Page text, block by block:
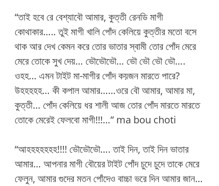
“তাই হবে রে বেশ্যাবৌ আমার, কুত্তী রেনডি মাগী
কোথাকার….. তুই মাগী খালি পোঁদ কেলিয়ে কুত্তীর মতো বসে
থাক আর দেখ কেমন করে তোর ভাতার স্বামী তোর পোঁদ মেরে
মেরে তোকে সুখ দেয়… ভৌভৌভৌ… ভৌ ভৌ ভৌ ভৌ….
ওহহ… এমন টাইট মা-মাগীর পোঁদ কয়জন মারতে পারে?
উহহহহহ… কী কপাল আমার……ওরে বৌ আমার, আমার মা,
কুত্তী… পোঁদ কেলিয়ে ধর শালী আজ তোর পোঁদ মারতে মারতে
তোকে মেরেই ফেলবো মাগী!!!…” ma bou choti
“আহহহহহহহ!!!! ভৌভৌভৌ…. তাই দিন, তাই দিন ভাতার
আমার… আপনার মাগী বৌয়ের টাইট পোঁদ চুদে চুদে তাকে মেরে
ফেলুন, আমার গুদের মতন পোঁদেও বাচ্চা ভরে দিন আমার জান…